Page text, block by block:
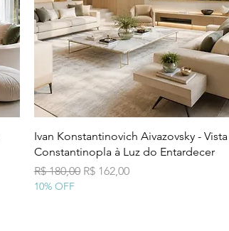
Visualização rápida
Ivan Konstantinovich Aivazovsky -
Constantinopla à Luz do Entardecer
Preço normal
R$ 180,00 Preço promocional
R$ 162,00
10% OFF